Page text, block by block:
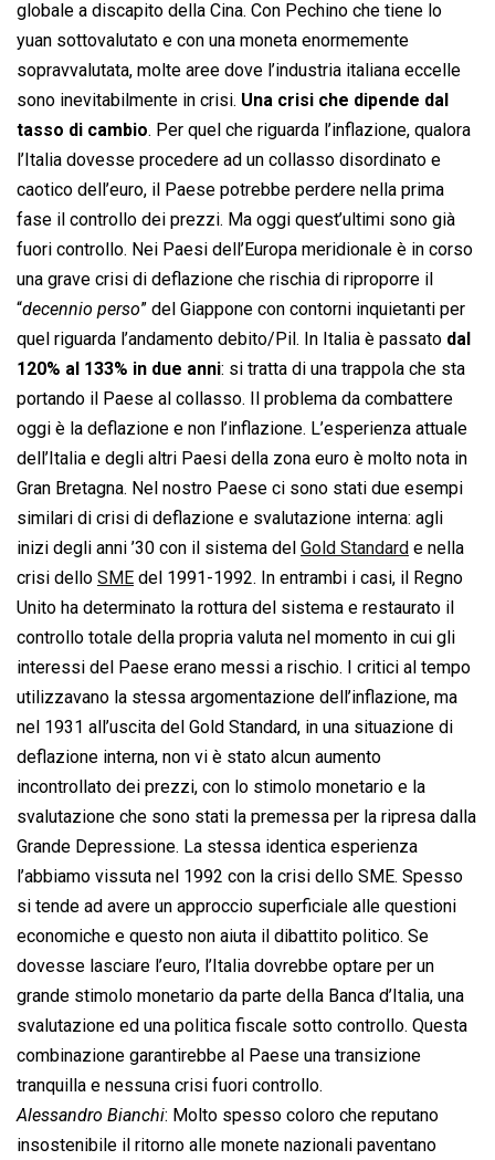
globale a discapito della Cina. Con Pechino che tiene lo
yuan sottovalutato e con una moneta enormemente
sopravvalutata, molte aree dove l’industria italiana eccelle
sono inevitabilmente in crisi. Una crisi che dipende dal
tasso di cambio. Per quel che riguarda l’inflazione, qualora
l’Italia dovesse procedere ad un collasso disordinato e
caotico dell’euro, il Paese potrebbe perdere nella prima
fase il controllo dei prezzi. Ma oggi quest’ultimi sono già
fuori controllo. Nei Paesi dell’Europa meridionale è in corso
una grave crisi di deflazione che rischia di riproporre il
“decennio perso” del Giappone con contorni inquietanti per
quel riguarda l’andamento debito/Pil. In Italia è passato dal
120% al 133% in due anni: si tratta di una trappola che sta
portando il Paese al collasso. Il problema da combattere
oggi è la deflazione e non l’inflazione. L’esperienza attuale
dell’Italia e degli altri Paesi della zona euro è molto nota in
Gran Bretagna. Nel nostro Paese ci sono stati due esempi
similari di crisi di deflazione e svalutazione interna: agli
inizi degli anni ’30 con il sistema del Gold Standard e nella
crisi dello SME del 1991-1992. In entrambi i casi, il Regno
Unito ha determinato la rottura del sistema e restaurato il
controllo totale della propria valuta nel momento in cui gli
interessi del Paese erano messi a rischio. I critici al tempo
utilizzavano la stessa argomentazione dell’inflazione, ma
nel 1931 all’uscita del Gold Standard, in una situazione di
deflazione interna, non vi è stato alcun aumento
incontrollato dei prezzi, con lo stimolo monetario e la
svalutazione che sono stati la premessa per la ripresa dalla
Grande Depressione. La stessa identica esperienza
l’abbiamo vissuta nel 1992 con la crisi dello SME. Spesso
si tende ad avere un approccio superficiale alle questioni
economiche e questo non aiuta il dibattito politico. Se
dovesse lasciare l’euro, l’Italia dovrebbe optare per un
grande stimolo monetario da parte della Banca d’Italia, una
svalutazione ed una politica fiscale sotto controllo. Questa
combinazione garantirebbe al Paese una transizione
tranquilla e nessuna crisi fuori controllo.
Alessandro Bianchi: Molto spesso coloro che reputano
insostenibile il ritorno alle monete nazionali paventano